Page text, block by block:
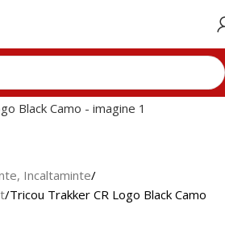
Incaltaminte
Tricou Trakker CR Logo Black Camo